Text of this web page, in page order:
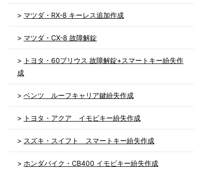
マツダ・RX-8 キーレス追加作成
マツダ・CX-8 故障解錠
トヨタ・60プリウス 故障解錠+スマートキー紛失作
成
ベンツ ルーフキャリア鍵紛失作成
トヨタ・アクア イモビキー紛失作成
スズキ・スイフト スマートキー紛失作成
ホンダバイク・CB400 イモビキー紛失作成